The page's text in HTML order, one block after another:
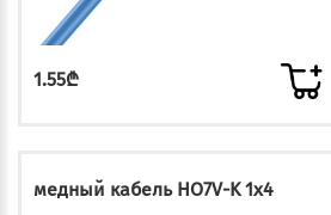
1.55₾
медный кабель HO7V-K 1x4